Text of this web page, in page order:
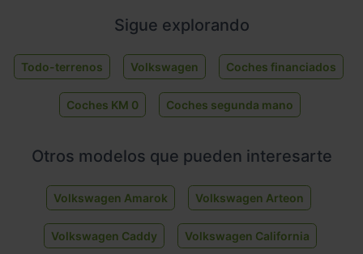
Sigue explorando
Todo-terrenos Volkswagen Coches financiados
Coches KM 0 Coches segunda mano
Otros modelos que pueden interesarte
Volkswagen Amarok Volkswagen Arteon
Volkswagen Caddy Volkswagen California